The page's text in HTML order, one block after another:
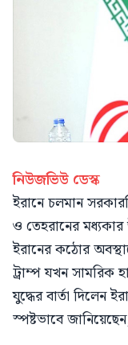
নিউজভিউ ডেস্ক
ইরানে চলমান
ও তেহরানের
ইরানের কঠোর
ট্রাম্প যখন সামরিক
যুদ্ধের বার্তা দিলেন
স্পষ্টভাবে